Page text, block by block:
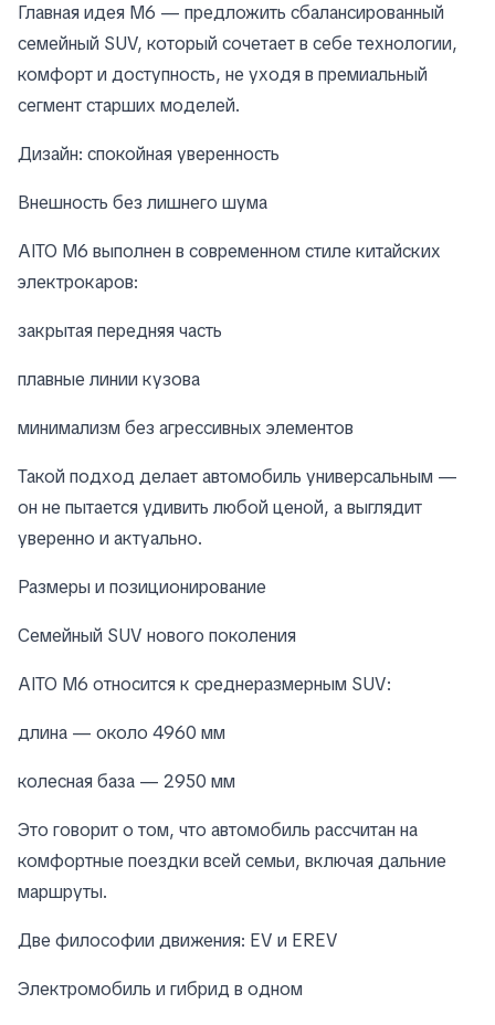
Главная идея M6 — предложить сбалансированный
семейный SUV, который сочетает в себе технологии,
комфорт и доступность, не уходя в премиальный
сегмент старших моделей.
Дизайн: спокойная уверенность
Внешность без лишнего шума
AITO M6 выполнен в современном стиле китайских
электрокаров:
закрытая передняя часть
плавные линии кузова
минимализм без агрессивных элементов
Такой подход делает автомобиль универсальным —
он не пытается удивить любой ценой, а выглядит
уверенно и актуально.
Размеры и позиционирование
Семейный SUV нового поколения
AITO M6 относится к среднеразмерным SUV:
длина — около 4960 мм
колесная база — 2950 мм
Это говорит о том, что автомобиль рассчитан на
комфортные поездки всей семьи, включая дальние
маршруты.
Две философии движения: EV и EREV
Электромобиль и гибрид в одном